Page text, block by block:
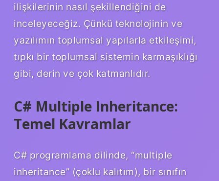
ilişkilerinin nasıl şekillendiğini de
inceleyeceğiz. Çünkü teknolojinin ve
yazılımın toplumsal yapılarla etkileşimi,
tıpkı bir toplumsal sistemin karmaşıklığı
gibi, derin ve çok katmanlıdır.
C# Multiple Inheritance:
Temel Kavramlar
C# programlama dilinde, “multiple
inheritance” (çoklu kalıtım), bir sınıfın